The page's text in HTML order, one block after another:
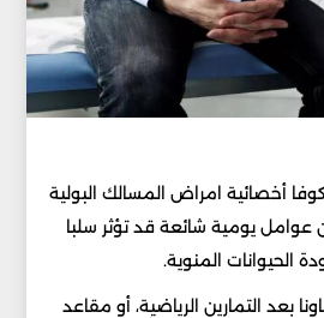
أخصائية امراض المسالك البولية
عوامل يومية شائعة قد تؤثر سلبا
الحيوانات المنوية.
بعد التمارين الرياضية، أو مقاعد